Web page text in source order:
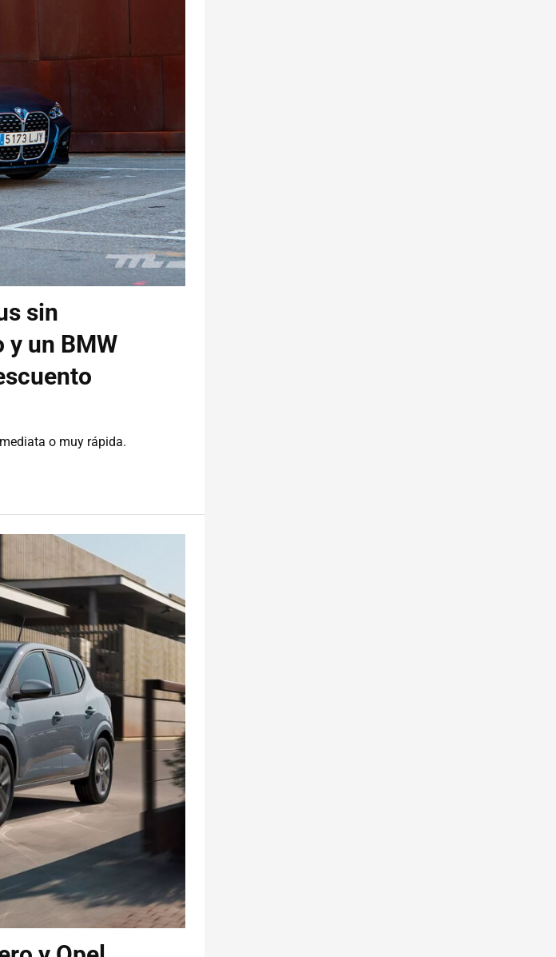
sin
y un BMW
o muy rápida.